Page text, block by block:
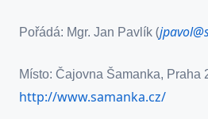
Pořádá: Mgr. Jan Pavlík (
Místo: Čajovna Šamanka, Praha
http://www.samanka.cz/